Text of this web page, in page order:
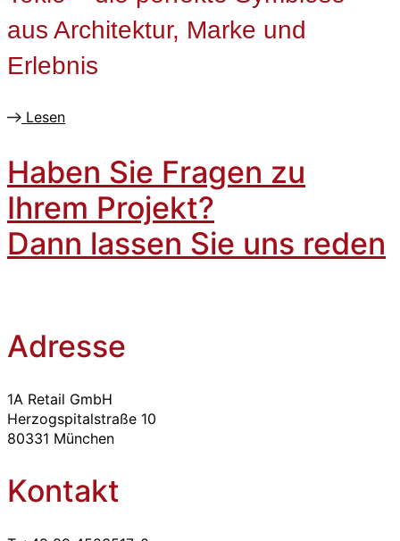
aus Architektur, Marke und
Erlebnis
Lesen
Haben Sie Fragen zu
Ihrem Projekt?
Dann lassen Sie uns reden
Adresse
1A Retail GmbH
Herzogspitalstraße 10
80331 München
Kontakt